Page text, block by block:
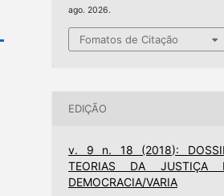
ago. 2026.
Fomatos de Citação
EDIÇÃO
v. 9 n. 18 (2018):
TEORIAS DA JUSTIÇA
DEMOCRACIA/VARIA